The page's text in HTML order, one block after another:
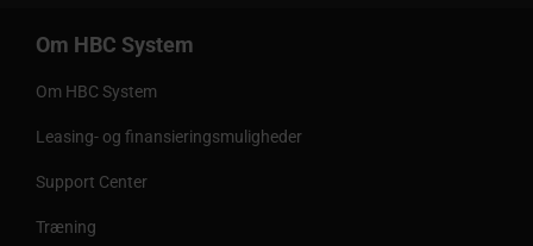
Om HBC System
Om HBC System
Leasing- og finansieringsmuligheder
Support Center
Træning